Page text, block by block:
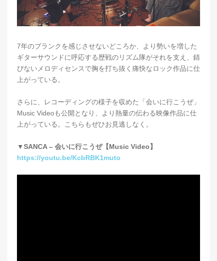
7年のブランクを感じさせないどころか、より勢いを増した
ギターサウンドに呼応する歴戦のリズム隊がそれを支え、錆
びないメロディセンスで胸を打ち抜く痛快なロック作品に仕
上がっている。
さらに、レコーディングの様子を収めた「会いに行こうぜ」
Music Videoも公開となり、より熱量の伝わる映像作品に仕
上がっている。こちらもぜひお見逃しなく。
▼SANCA – 会いに行こうぜ【Music Video】
https://youtu.be/KcbRBK1muto